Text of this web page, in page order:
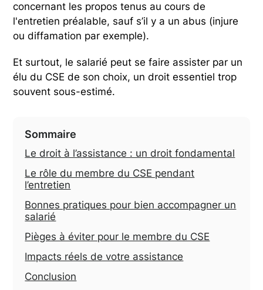
concernant les propos tenus au cours de
l'entretien préalable, sauf s’il y a un abus (injure
ou diffamation par exemple).
Et surtout, le salarié peut se faire assister par un
élu du CSE de son choix, un droit essentiel trop
souvent sous-estimé.
Sommaire
Le droit à l’assistance : un droit fondamental
Le rôle du membre du CSE pendant
l’entretien
Bonnes pratiques pour bien accompagner un
salarié
Pièges à éviter pour le membre du CSE
Impacts réels de votre assistance
Conclusion